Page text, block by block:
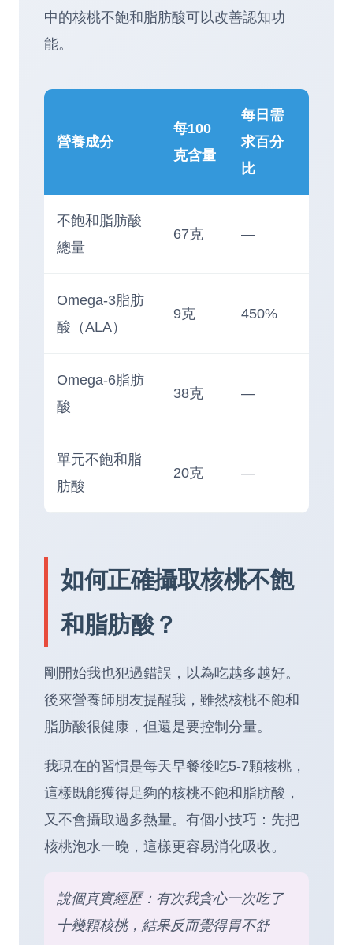
中的核桃不飽和脂肪酸可以改善認知功
能。
營養成分
每100
克含量
每日需
求百分
比
不飽和脂肪酸
總量
67克 —
Omega-3脂肪
酸（ALA）
9克 450%
Omega-6脂肪
酸
38克 —
單元不飽和脂
肪酸
20克 —
如何正確攝取核桃不飽
和脂肪酸？
剛開始我也犯過錯誤，以為吃越多越好。
後來營養師朋友提醒我，雖然核桃不飽和
脂肪酸很健康，但還是要控制分量。
我現在的習慣是每天早餐後吃5-7顆核桃，
這樣既能獲得足夠的核桃不飽和脂肪酸，
又不會攝取過多熱量。有個小技巧：先把
核桃泡水一晚，這樣更容易消化吸收。
說個真實經歷：有次我貪心一次吃了
十幾顆核桃，結果反而覺得胃不舒